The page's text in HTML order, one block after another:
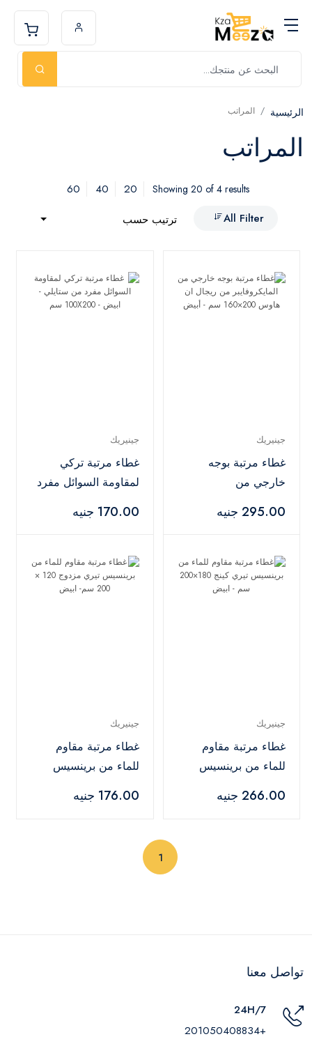
الرئيسية المراتب
المراتب
Showing 20 of 4 results
20
40
60
All Filter
ترتيب حسب
جينيريك
غطاء مرتبة بوجه
خارجي من
295.00 جنيه
جينيريك
غطاء مرتبة تركي
لمقاومة السوائل مفرد
100X200 سم
170.00 جنيه
جينيريك
غطاء مرتبة مقاوم
للماء من برينسيس
سم - ابيض
266.00 جنيه
جينيريك
غطاء مرتبة مقاوم
للماء من برينسيس
200 سم- ابيض
176.00 جنيه
1
تواصل معنا
24H/7
+201050408834